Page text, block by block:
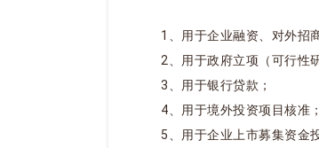
1、用于企业融资、对外招商
2、用于政府立项（可行性研
3、用于银行贷款；
4、用于境外投资项目核准；
5、用于企业上市募集资金投